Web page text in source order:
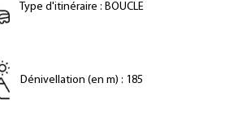
Type d'itinéraire : BOUCLE
Dénivellation (en m) : 185